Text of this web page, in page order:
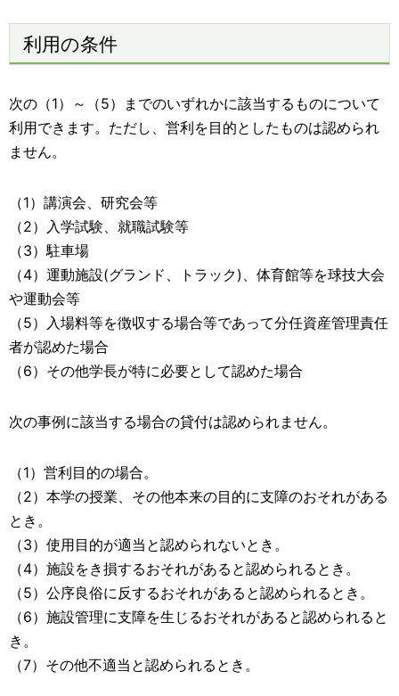
利用の条件
次の（1）～（5）までのいずれかに該当するものについて
利用できます。ただし、営利を目的としたものは認められ
ません。
（1）講演会、研究会等
（2）入学試験、就職試験等
（3）駐車場
（4）運動施設(グランド、トラック)、体育館等を球技大会
や運動会等
（5）入場料等を徴収する場合等であって分任資産管理責任
者が認めた場合
（6）その他学長が特に必要として認めた場合
次の事例に該当する場合の貸付は認められません。
（1）営利目的の場合。
（2）本学の授業、その他本来の目的に支障のおそれがある
とき。
（3）使用目的が適当と認められないとき。
（4）施設をき損するおそれがあると認められるとき。
（5）公序良俗に反するおそれがあると認められるとき。
（6）施設管理に支障を生じるおそれがあると認められると
き。
（7）その他不適当と認められるとき。